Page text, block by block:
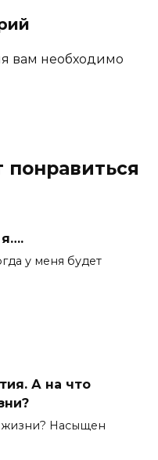
вам необходимо
у меня будет
А на что
жизни? Насыщен